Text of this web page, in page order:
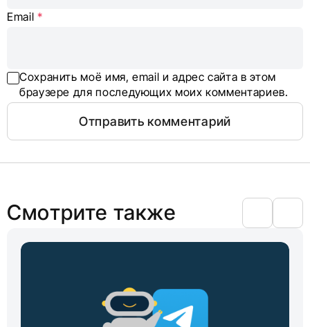
Email *
Сохранить моё имя, email и адрес сайта в этом
браузере для последующих моих комментариев.
Смотрите также